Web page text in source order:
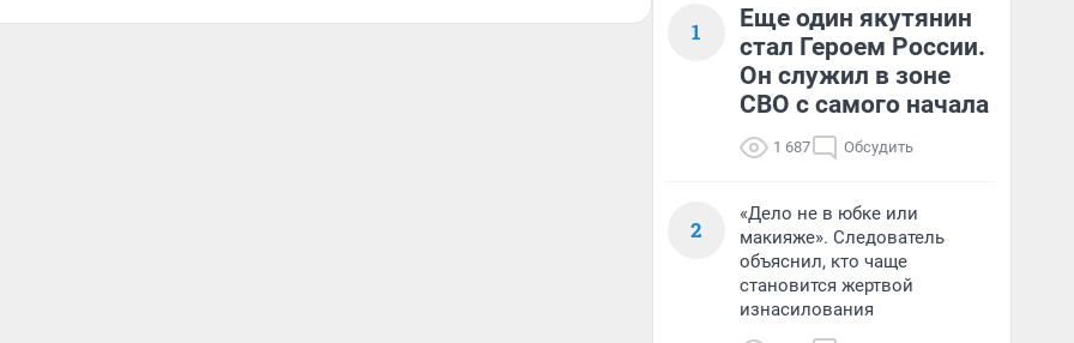
1
Еще один якутянин
стал Героем России.
Он служил в зоне
СВО с самого начала
1 687 Обсудить
2
«Дело не в юбке или
макияже». Следователь
объяснил, кто чаще
становится жертвой
изнасилования